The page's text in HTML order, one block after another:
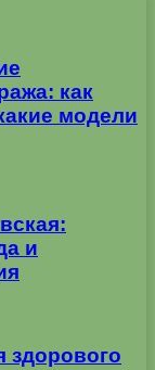
как
модели
и
здорового